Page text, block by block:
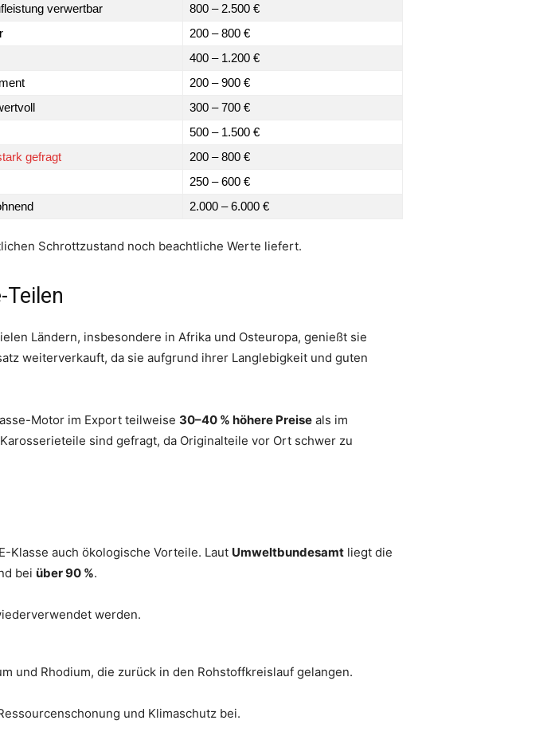
verwertbar
800 – 2.500 €
200 – 800 €
400 – 1.200 €
200 – 900 €
300 – 700 €
500 – 1.500 €
gefragt
200 – 800 €
250 – 600 €
2.000 – 6.000 €
Schrottzustand noch beachtliche Werte liefert.
Teilen
Ländern, insbesondere in Afrika und Osteuropa, genießt sie
weiterverkauft, da sie aufgrund ihrer Langlebigkeit und guten
Motor im Export teilweise 30–40 % höhere Preise als im
sind gefragt, da Originalteile vor Ort schwer zu
Klasse auch ökologische Vorteile. Laut Umweltbundesamt liegt die
bei über 90 %.
werden.
und Rhodium, die zurück in den Rohstoffkreislauf gelangen.
und Klimaschutz bei.